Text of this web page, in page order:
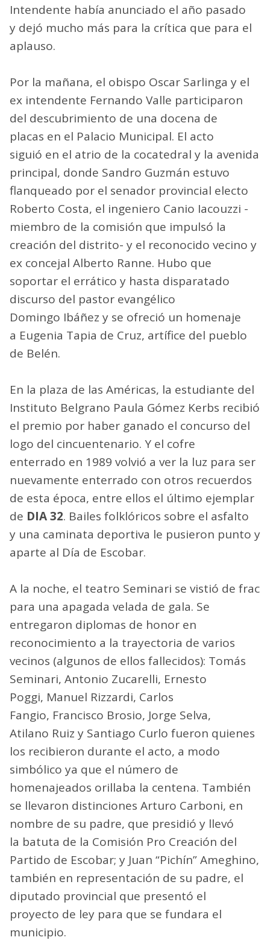
Intendente había anunciado el año pasado
y dejó mucho más para la crítica que para el
aplauso.
Por la mañana, el obispo Oscar Sarlinga y el
ex intendente Fernando Valle participaron
del descubrimiento de una docena de
placas en el Palacio Municipal. El acto
siguió en el atrio de la cocatedral y la avenida
principal, donde Sandro Guzmán estuvo
flanqueado por el senador provincial electo
Roberto Costa, el ingeniero Canio Iacouzzi -
miembro de la comisión que impulsó la
creación del distrito- y el reconocido vecino y
ex concejal Alberto Ranne. Hubo que
soportar el errático y hasta disparatado
discurso del pastor evangélico
Domingo Ibáñez y se ofreció un homenaje
a Eugenia Tapia de Cruz, artífice del pueblo
de Belén.
En la plaza de las Américas, la estudiante del
Instituto Belgrano Paula Gómez Kerbs recibió
el premio por haber ganado el concurso del
logo del cincuentenario. Y el cofre
enterrado en 1989 volvió a ver la luz para ser
nuevamente enterrado con otros recuerdos
de esta época, entre ellos el último ejemplar
de DIA 32. Bailes folklóricos sobre el asfalto
y una caminata deportiva le pusieron punto y
aparte al Día de Escobar.
A la noche, el teatro Seminari se vistió de frac
para una apagada velada de gala. Se
entregaron diplomas de honor en
reconocimiento a la trayectoria de varios
vecinos (algunos de ellos fallecidos): Tomás
Seminari, Antonio Zucarelli, Ernesto
Poggi, Manuel Rizzardi, Carlos
Fangio, Francisco Brosio, Jorge Selva,
Atilano Ruiz y Santiago Curlo fueron quienes
los recibieron durante el acto, a modo
simbólico ya que el número de
homenajeados orillaba la centena. También
se llevaron distinciones Arturo Carboni, en
nombre de su padre, que presidió y llevó
la batuta de la Comisión Pro Creación del
Partido de Escobar; y Juan “Pichín” Ameghino,
también en representación de su padre, el
diputado provincial que presentó el
proyecto de ley para que se fundara el
municipio.